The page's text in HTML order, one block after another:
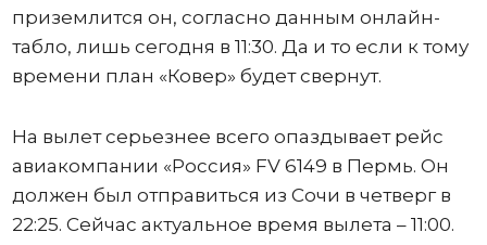
приземлится он, согласно данным онлайн-
табло, лишь сегодня в 11:30. Да и то если к тому
времени план «Ковер» будет свернут.
На вылет серьезнее всего опаздывает рейс
авиакомпании «Россия» FV 6149 в Пермь. Он
должен был отправиться из Сочи в четверг в
22:25. Сейчас актуальное время вылета – 11:00.